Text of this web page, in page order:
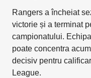
Rangers a încheiat
victorie și a terminat
campionatului.
poate concentra
decisiv pentru
League.